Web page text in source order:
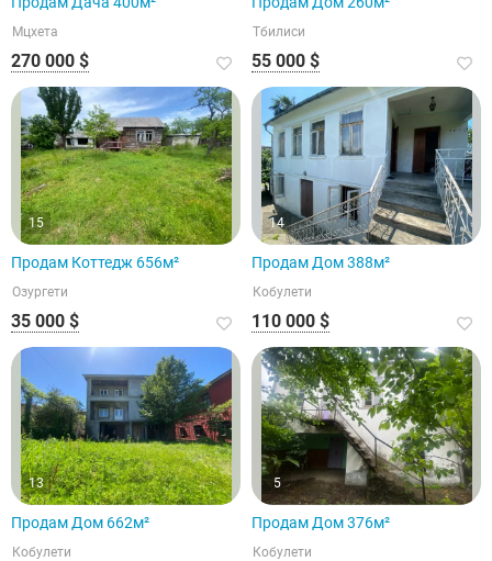
Мцхета
270 000 $
Тбилиси
55 000 $
15
Продам Коттедж 656м²
Озургети
35 000 $
14
Продам Дом 388м²
Кобулети
110 000 $
13
Продам Дом 662м²
Кобулети
5
Продам Дом 376м²
Кобулети